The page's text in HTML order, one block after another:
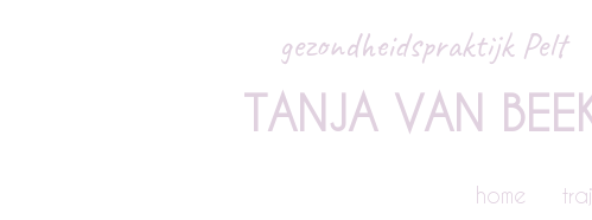
gezondheidspraktijk Pelt
TANJA VAN
home